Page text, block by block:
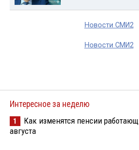
Новости СМИ2
Новости СМИ2
Интересное за неделю
1
Как изменятся пенсии
августа